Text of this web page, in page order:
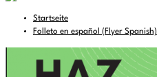
Startseite
Folleto en español (Flyer Spanish)